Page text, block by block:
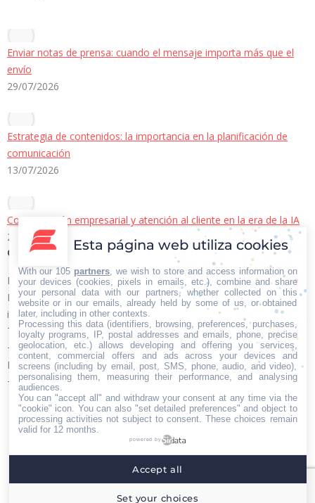
Enviar notas de prensa: cuando el mensaje importa más que el
envío
29/07/2026
Estrategia de contenidos: la importancia en la planificación de
comunicación
13/07/2026
Comunicación empresarial y atención al cliente en la era de la IA
22/06/2026
Contacto Iberian Press
Principales vías de contacto:
E-mail:
info@iberianpress.es
Teléfono:
+34 911863556
Fax:
+34 911863556
Encuéntranos en:
Facebook
page
new
X
page
new
YouTube
page
new
Rss
page
new
Home Quiénes somos Servicios Contacto
Iberian Press® - Agencia especializada en relaciones
Esta página web utiliza cookies
With our 105 partners , we wish to store and access information on
your devices (cookies, pixels in emails, etc.), combine and share
your personal data with our partners, whether collected on this
website or in our emails, already held by some of us, or obtained
later, including in other contexts.
Processing this data (identifiers, browsing, preferences, purchases,
loyalty programs, IP, postal addresses and emails, phone, precise
geolocation, etc.) allows developing and offering you services,
content, commercial offers and ads across your devices and
screens (including by email, post, SMS, phone, audio, and video),
personalising them, measuring their performance, and analysing
audiences.
You can "accept all" and withdraw your consent at any time via the
"cookie" icon . You can also "set detailed preferences" and object to
processing activities not subject to consent. These choices remain
valid for 12 months.
powered by
Set your choices
Accept all